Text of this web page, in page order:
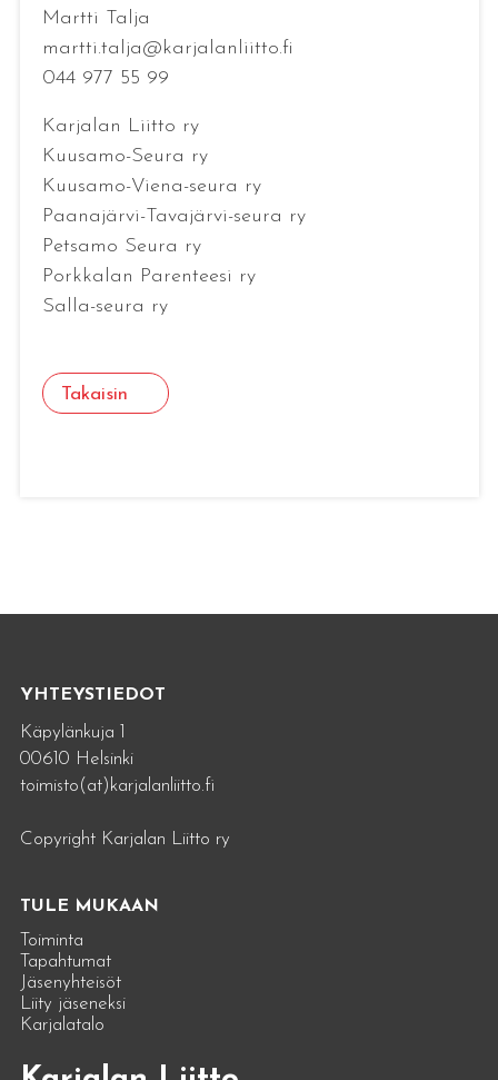
Martti Talja
martti.talja@karjalanliitto.fi
044 977 55 99
Karjalan Liitto ry
Kuusamo-Seura ry
Kuusamo-Viena-seura ry
Paanajärvi-Tavajärvi-seura ry
Petsamo Seura ry
Porkkalan Parenteesi ry
Salla-seura ry
Takaisin
YHTEYSTIEDOT
Käpylänkuja 1
00610 Helsinki
toimisto(at)karjalanliitto.fi
Copyright Karjalan Liitto ry
TULE MUKAAN
Toiminta
Tapahtumat
Jäsenyhteisöt
Liity jäseneksi
Karjalatalo